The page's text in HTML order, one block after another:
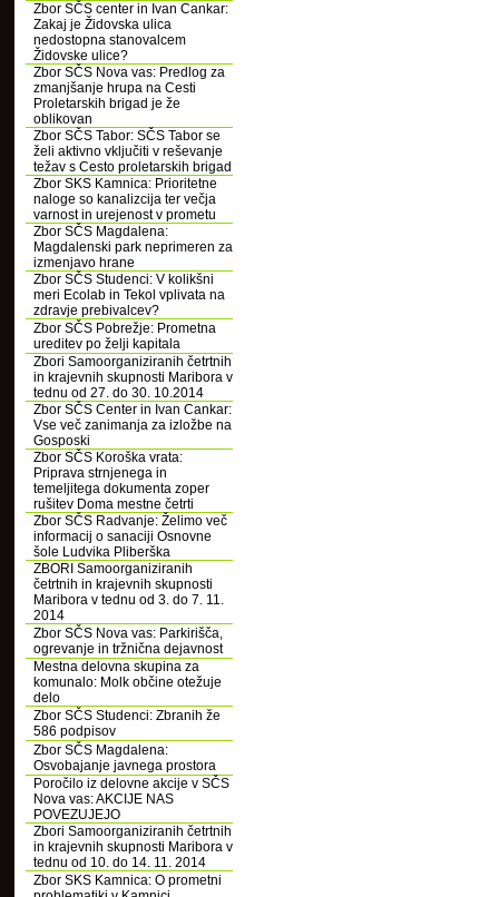
Zbor SČS center in Ivan Cankar:
Zakaj je Židovska ulica
nedostopna stanovalcem
Židovske ulice?
Zbor SČS Nova vas: Predlog za
zmanjšanje hrupa na Cesti
Proletarskih brigad je že
oblikovan
Zbor SČS Tabor: SČS Tabor se
želi aktivno vključiti v reševanje
težav s Cesto proletarskih brigad
Zbor SKS Kamnica: Prioritetne
naloge so kanalizcija ter večja
varnost in urejenost v prometu
Zbor SČS Magdalena:
Magdalenski park neprimeren za
izmenjavo hrane
Zbor SČS Studenci: V kolikšni
meri Ecolab in Tekol vplivata na
zdravje prebivalcev?
Zbor SČS Pobrežje: Prometna
ureditev po želji kapitala
Zbori Samoorganiziranih četrtnih
in krajevnih skupnosti Maribora v
tednu od 27. do 30. 10.2014
Zbor SČS Center in Ivan Cankar:
Vse več zanimanja za izložbe na
Gosposki
Zbor SČS Koroška vrata:
Priprava strnjenega in
temeljitega dokumenta zoper
rušitev Doma mestne četrti
Zbor SČS Radvanje: Želimo več
informacij o sanaciji Osnovne
šole Ludvika Pliberška
ZBORI Samoorganiziranih
četrtnih in krajevnih skupnosti
Maribora v tednu od 3. do 7. 11.
2014
Zbor SČS Nova vas: Parkirišča,
ogrevanje in tržnična dejavnost
Mestna delovna skupina za
komunalo: Molk občine otežuje
delo
Zbor SČS Studenci: Zbranih že
586 podpisov
Zbor SČS Magdalena:
Osvobajanje javnega prostora
Poročilo iz delovne akcije v SČS
Nova vas: AKCIJE NAS
POVEZUJEJO
Zbori Samoorganiziranih četrtnih
in krajevnih skupnosti Maribora v
tednu od 10. do 14. 11. 2014
Zbor SKS Kamnica: O prometni